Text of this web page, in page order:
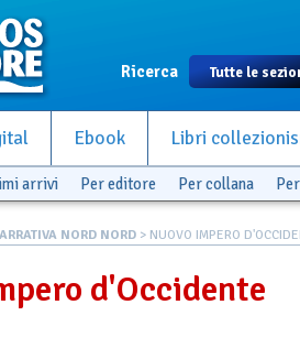
Ricerca
Ebook Libri
arrivi Per editore Per collana
NORD NORD > NUOVO IMPERO
d'Occidente